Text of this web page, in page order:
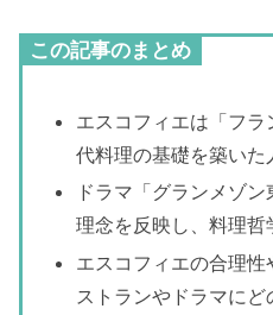
この記事のまとめ
エスコフィエは「フ
代料理の基礎を築いた
ドラマ「グランメゾ
理念を反映し、料理
エスコフィエの合理
ストランやドラマに